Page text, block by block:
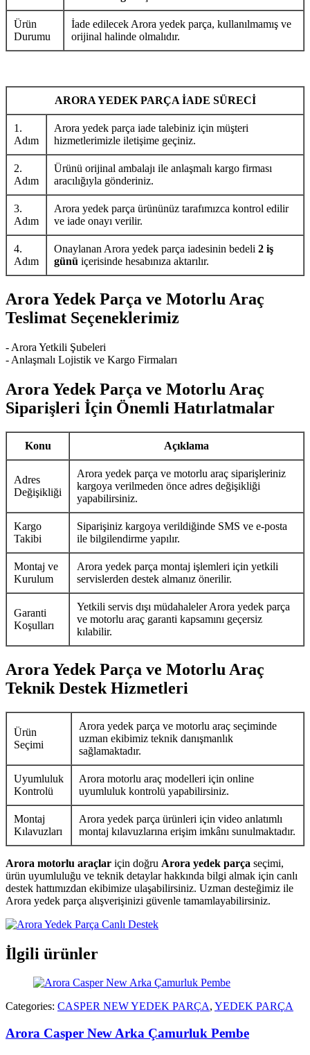
Ürün
Durumu
İade edilecek Arora yedek parça, kullanılmamış ve
orijinal halinde olmalıdır.
ARORA YEDEK PARÇA İADE SÜRECİ
1.
Adım
Arora yedek parça iade talebiniz için müşteri
hizmetlerimizle iletişime geçiniz.
2.
Adım
Ürünü orijinal ambalajı ile anlaşmalı kargo firması
aracılığıyla gönderiniz.
3.
Adım
Arora yedek parça ürününüz tarafımızca kontrol edilir
ve iade onayı verilir.
4.
Adım
Onaylanan Arora yedek parça iadesinin bedeli 2 iş
günü içerisinde hesabınıza aktarılır.
Arora Yedek Parça ve Motorlu Araç
Teslimat Seçeneklerimiz
- Arora Yetkili Şubeleri
- Anlaşmalı Lojistik ve Kargo Firmaları
Arora Yedek Parça ve Motorlu Araç
Siparişleri İçin Önemli Hatırlatmalar
Konu Açıklama
Adres
Değişikliği
Arora yedek parça ve motorlu araç siparişleriniz
kargoya verilmeden önce adres değişikliği
yapabilirsiniz.
Kargo
Takibi
Siparişiniz kargoya verildiğinde SMS ve e-posta
ile bilgilendirme yapılır.
Montaj ve
Kurulum
Arora yedek parça montaj işlemleri için yetkili
servislerden destek almanız önerilir.
Garanti
Koşulları
Yetkili servis dışı müdahaleler Arora yedek parça
ve motorlu araç garanti kapsamını geçersiz
kılabilir.
Arora Yedek Parça ve Motorlu Araç
Teknik Destek Hizmetleri
Ürün
Seçimi
Arora yedek parça ve motorlu araç seçiminde
uzman ekibimiz teknik danışmanlık
sağlamaktadır.
Uyumluluk
Kontrolü
Arora motorlu araç modelleri için online
uyumluluk kontrolü yapabilirsiniz.
Montaj
Kılavuzları
Arora yedek parça ürünleri için video anlatımlı
montaj kılavuzlarına erişim imkânı sunulmaktadır.
Arora motorlu araçlar için doğru Arora yedek parça seçimi,
ürün uyumluluğu ve teknik detaylar hakkında bilgi almak için canlı
destek hattımızdan ekibimize ulaşabilirsiniz. Uzman desteğimiz ile
Arora yedek parça alışverişinizi güvenle tamamlayabilirsiniz.
İlgili ürünler
Categories: CASPER NEW YEDEK PARÇA, YEDEK PARÇA
Arora Casper New Arka Çamurluk Pembe